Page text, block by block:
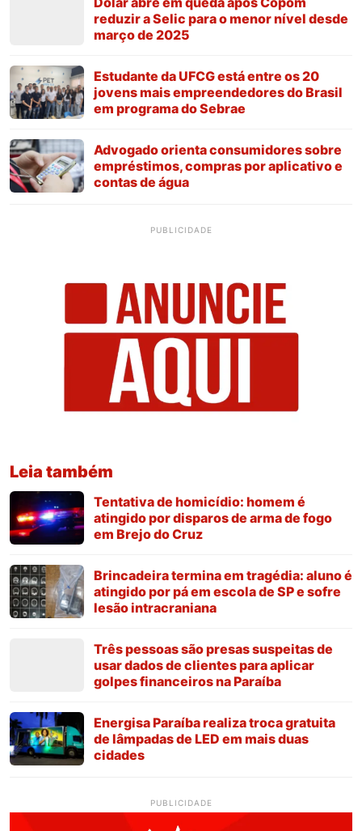
reduzir a Selic para o menor nível desde
março de 2025
Estudante da UFCG está entre os 20
jovens mais empreendedores do Brasil
em programa do Sebrae
Advogado orienta consumidores sobre
empréstimos, compras por aplicativo e
contas de água
PUBLICIDADE
Leia também
Tentativa de homicídio: homem é
atingido por disparos de arma de fogo
em Brejo do Cruz
Brincadeira termina em tragédia: aluno é
atingido por pá em escola de SP e sofre
lesão intracraniana
Três pessoas são presas suspeitas de
usar dados de clientes para aplicar
golpes financeiros na Paraíba
Energisa Paraíba realiza troca gratuita
de lâmpadas de LED em mais duas
cidades
PUBLICIDADE